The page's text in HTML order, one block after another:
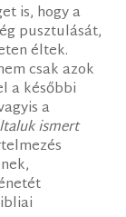
is, hogy a
pusztulását,
éltek.
csak azok
a későbbi
a
ismert